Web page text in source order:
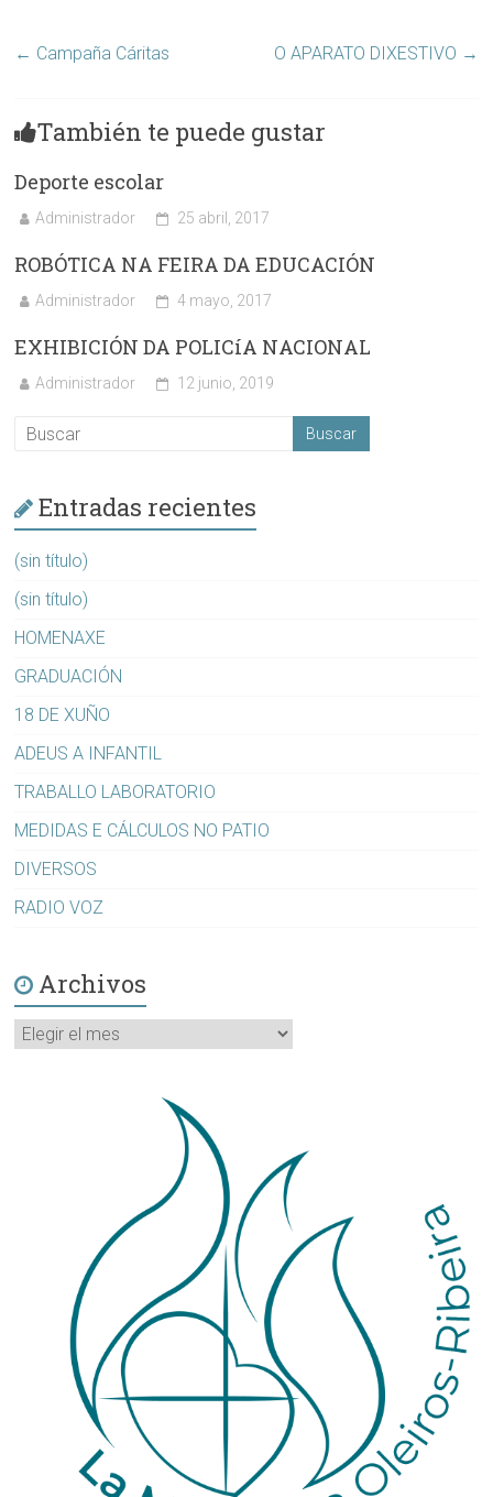
← Campaña Cáritas O APARATO DIXESTIVO →
También te puede gustar
Deporte escolar
Administrador 25 abril, 2017
ROBÓTICA NA FEIRA DA EDUCACIÓN
Administrador 4 mayo, 2017
EXHIBICIÓN DA POLICíA NACIONAL
Administrador 12 junio, 2019
Entradas recientes
(sin título)
(sin título)
HOMENAXE
GRADUACIÓN
18 DE XUÑO
ADEUS A INFANTIL
TRABALLO LABORATORIO
MEDIDAS E CÁLCULOS NO PATIO
DIVERSOS
RADIO VOZ
Archivos
Archivos